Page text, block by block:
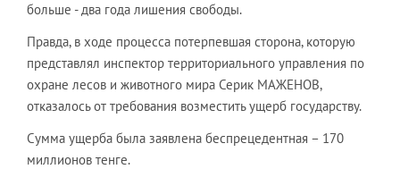
больше - два года лишения свободы.
Правда, в ходе процесса потерпевшая сторона, которую
представлял инспектор территориального управления по
охране лесов и животного мира Серик МАЖЕНОВ,
отказалось от требования возместить ущерб государству.
Сумма ущерба была заявлена беспрецедентная – 170
миллионов тенге.